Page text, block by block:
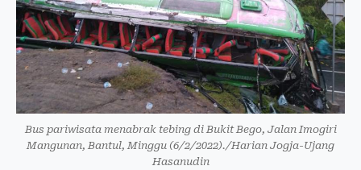
Bus pariwisata menabrak tebing di Bukit Bego, Jalan Imogiri
Mangunan, Bantul, Minggu (6/2/2022)./Harian Jogja-Ujang
Hasanudin